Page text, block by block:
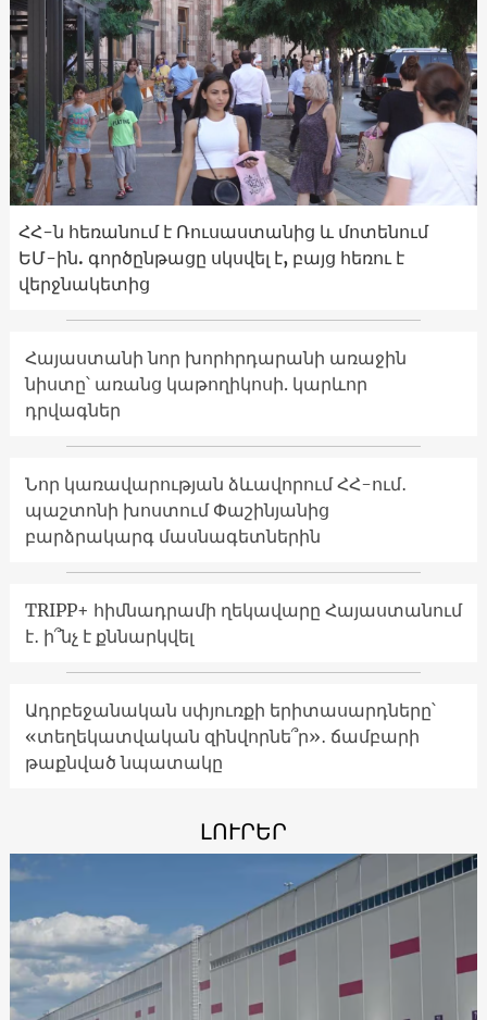
ՀՀ-ն հեռանում է Ռուսաստանից և մոտենում
ԵՄ-ին. գործընթացը սկսվել է, բայց հեռու է
վերջնակետից
Հայաստանի նոր խորհրդարանի առաջին
նիստը՝ առանց կաթողիկոսի. կարևոր
դրվագներ
Նոր կառավարության ձևավորում ՀՀ-ում․
պաշտոնի խոստում Փաշինյանից
բարձրակարգ մասնագետներին
TRIPP+ հիմնադրամի ղեկավարը Հայաստանում
է․ ի՞նչ է քննարկվել
Ադրբեջանական սփյուռքի երիտասարդները՝
«տեղեկատվական զինվորնե՞ր»․ ճամբարի
թաքնված նպատակը
ԼՈՒՐԵՐ